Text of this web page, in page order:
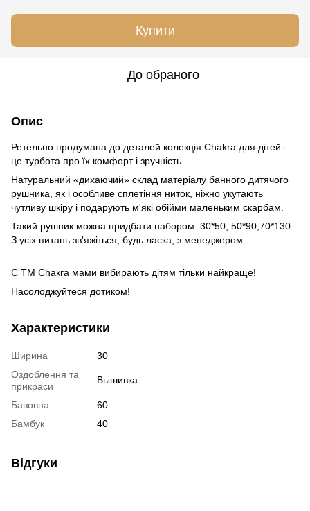
Купити
До обраного
Опис
Ретельно продумана до деталей колекція Chakra для дітей -
це турбота про їх комфорт і зручність.
Натуральний «дихаючий» склад матеріалу банного дитячого
рушника, як і особливе сплетіння ниток, ніжно укутають
чутливу шкіру і подарують м'які обійми маленьким скарбам.
Такий рушник можна придбати набором: 30*50, 50*90,70*130.
З усіх питань зв'яжіться, будь ласка, з менеджером.
C ТМ Сһакга мами вибирають дітям тільки найкраще!
Насолоджуйтеся дотиком!
Характеристики
Ширина
30
Оздоблення та
прикраси
Вышивка
Бавовна
60
Бамбук
40
Відгуки